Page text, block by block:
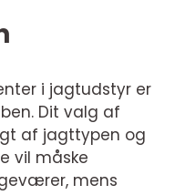
i jagtudstyr er
Dit valg af
af jagttypen og
vil måske
mens